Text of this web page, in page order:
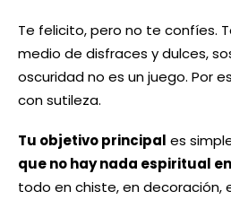
Te felicito, pero no te confíes.
medio de disfraces y dulces,
oscuridad no es un juego. Por
con sutileza.
Tu objetivo principal es
que no hay nada espiritual
todo en chiste, en decoración,